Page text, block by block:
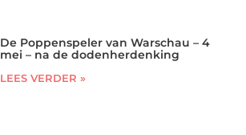
De Poppenspeler van Warschau – 4
mei – na de dodenherdenking
LEES VERDER »